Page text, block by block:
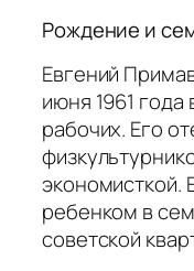
Рождение и
Евгений
июня 1961
рабочих. Его
экономисткой.
ребенком в
советской